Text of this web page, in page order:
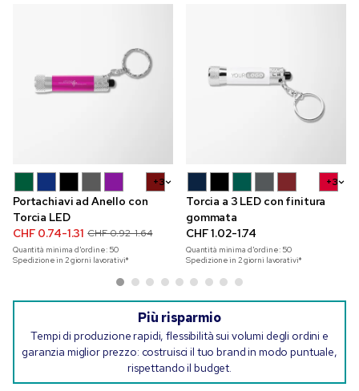
+3
Portachiavi ad Anello con
Torcia LED
CHF 0.74-1.31 CHF 0.92-1.64
Quantità minima d'ordine: 50
Spedizione in 2 giorni lavorativi*
+3
Torcia a 3 LED con finitura
gommata
CHF 1.02-1.74
Quantità minima d'ordine: 50
Spedizione in 2 giorni lavorativi*
Più risparmio
Tempi di produzione rapidi, flessibilità sui volumi degli ordini e
garanzia miglior prezzo: costruisci il tuo brand in modo puntuale,
rispettando il budget.